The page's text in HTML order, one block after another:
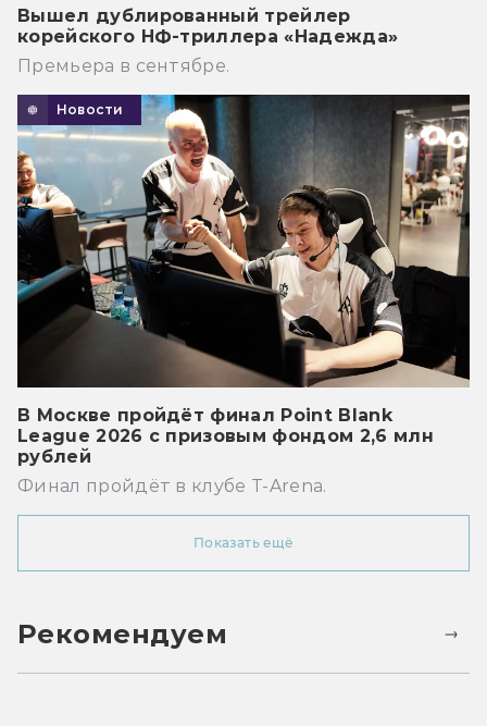
Вышел дублированный трейлер
корейского НФ-триллера «Надежда»
Премьера в сентябре.
Новости
В Москве пройдёт финал Point Blank
League 2026 с призовым фондом 2,6 млн
рублей
Финал пройдёт в клубе T-Arena.
Показать ещё
Рекомендуем